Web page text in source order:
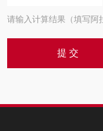
请输入计算结果（填写阿